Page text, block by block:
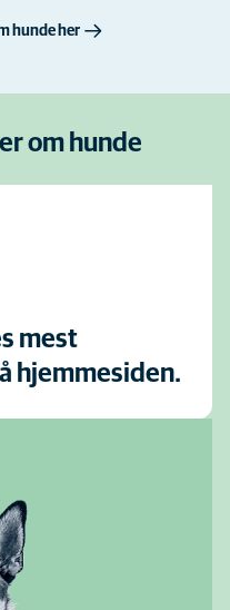
hunde her
om hunde
mest
hjemmesiden.